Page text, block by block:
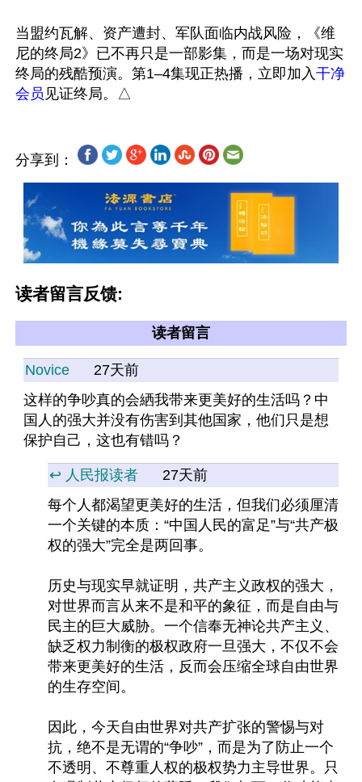
当盟约瓦解、资产遭封、军队面临内战风险，《维
尼的终局2》已不再只是一部影集，而是一场对现实
终局的残酷预演。第1–4集现正热播，立即加入干净
会员
分享到：
读者留言反馈:
读者留言
Novice
27天前
这样的争吵真的会絤我带来更美好的生活吗？中
国人的强大并没有伤害到其他国家，他们只是想
保护自己，这也有错吗？
↩️ 人民报读者
27天前
每个人都渴望更美好的生活，但我们必须厘清
一个关键的本质：“中国人民的富足”与“共产极
权的强大”完全是两回事。
历史与现实早就证明，共产主义政权的强大，
对世界而言从来不是和平的象征，而是自由与
民主的巨大威胁。一个信奉无神论共产主义、
缺乏权力制衡的极权政府一旦强大，不仅不会
带来更美好的生活，反而会压缩全球自由世界
的生存空间。
因此，今天自由世界对共产扩张的警惕与对
抗，绝不是无谓的“争吵”，而是为了防止一个
不透明、不尊重人权的极权势力主导世界。只